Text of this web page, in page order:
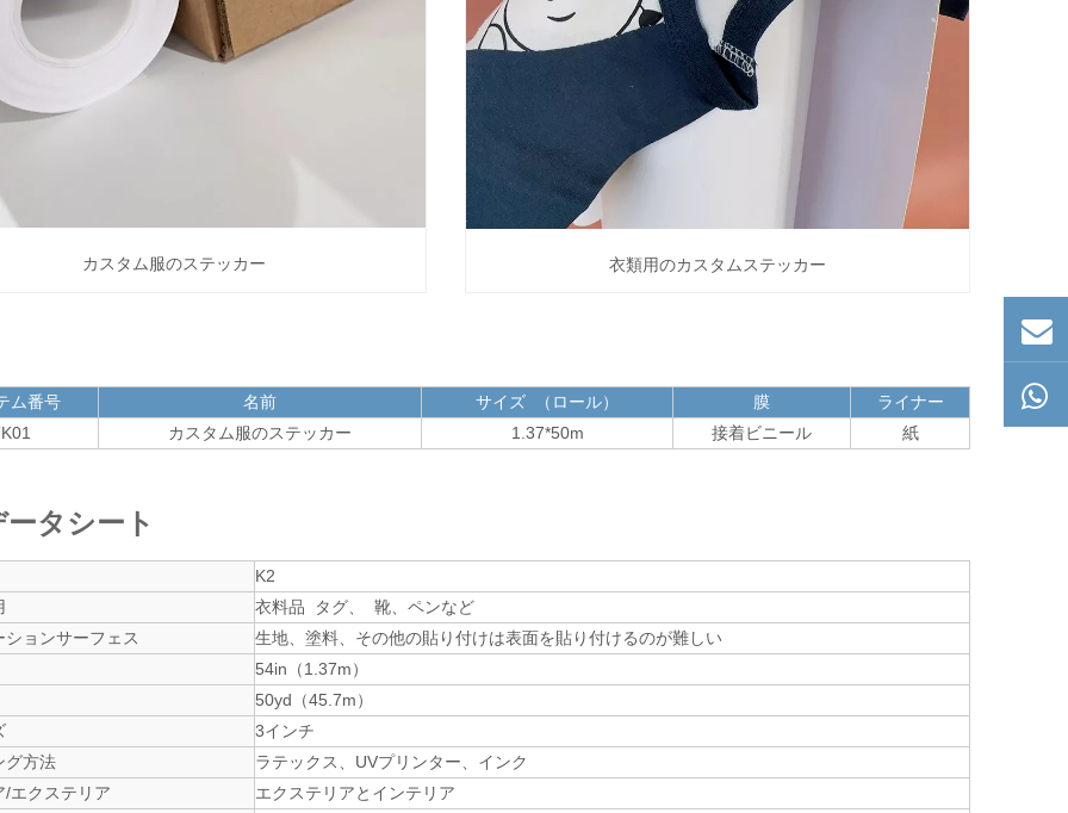
カスタム服のステッカー 衣類用のカスタムステッカー
ム番号 名前 サイズ （ロール） 膜
ライナー
カスタム服のステッカー 1.37*50m 接着ビニール 紙
タシート
K2
衣料品 タグ、 靴、ペンなど
ションサーフェス
生地、塗料、その他の貼り付けは表面を貼り付けるのが難しい
54in（1.37m）
50yd（45.7m）
3インチ
グ方法
ラテックス、UVプリンター、インク
/エクステリア
エクステリアとインテリア